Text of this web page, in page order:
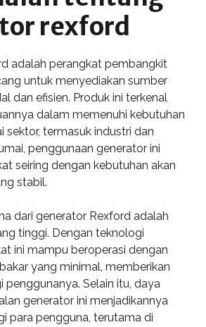
rexford
adalah perangkat pembangkit
untuk menyediakan sumber
dan efisien. Produk ini terkenal
dalam memenuhi kebutuhan
sektor, termasuk industri dan
penggunaan generator ini
seiring dengan kebutuhan akan
stabil.
dari generator Rexford adalah
tinggi. Dengan teknologi
ini mampu beroperasi dengan
yang minimal, memberikan
penggunanya. Selain itu, daya
generator ini menjadikannya
para pengguna, terutama di